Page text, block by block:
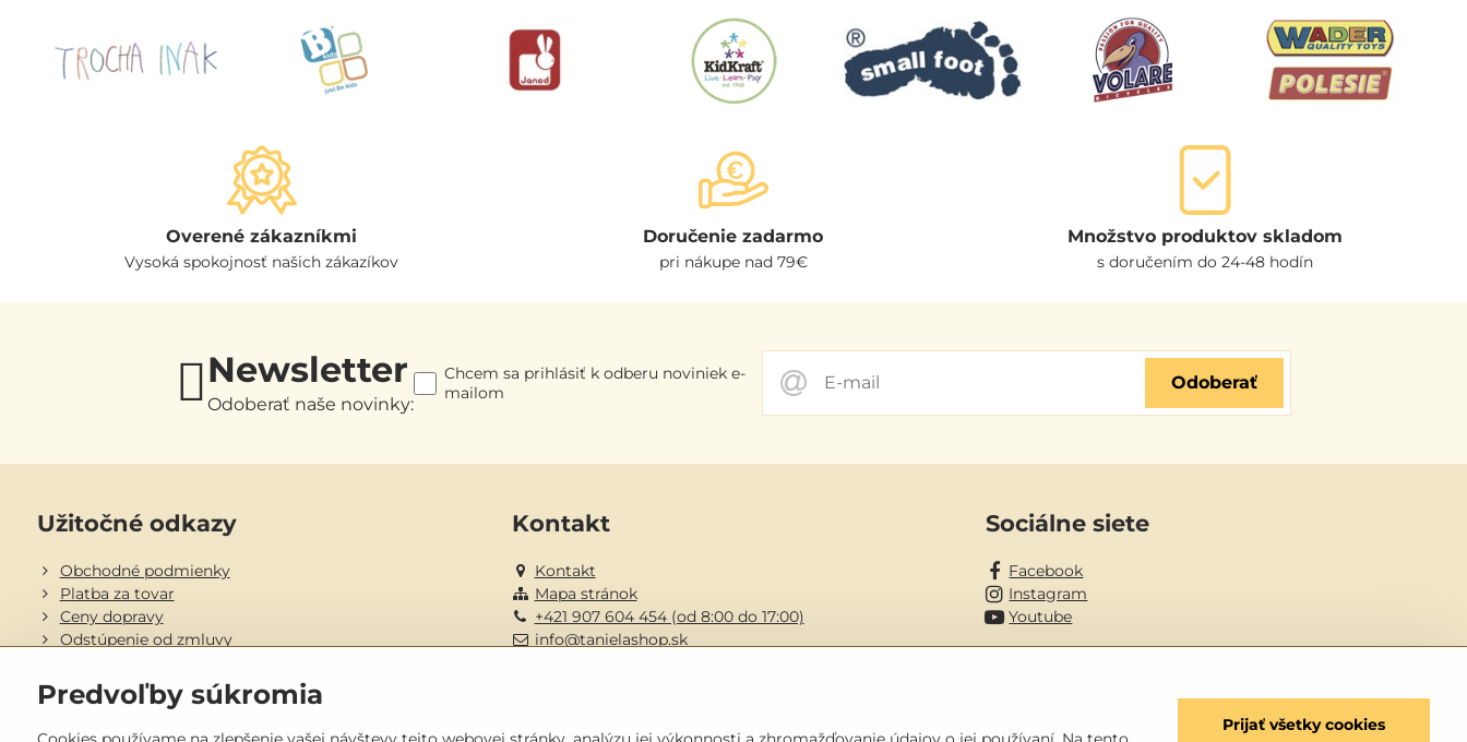
Overené zákazníkmi
Vysoká spokojnosť našich zákazíkov
Doručenie zadarmo
pri nákupe nad 79€
Množstvo produktov skladom
s doručením do 24-48 hodín
Newsletter
Odoberať naše novinky:
Odoberať
Chcem sa prihlásiť k odberu noviniek e-
mailom
Užitočné odkazy
Obchodné podmienky
Platba za tovar
Ceny dopravy
Odstúpenie od zmluvy
Objednávky
Stav objednávky
Kontakt
Kontakt
Mapa stránok
+421 907 604 454 (od 8:00 do 17:00)
info@tanielashop.sk
Sociálne siete
Facebook
Instagram
Youtube
Predvoľby súkromia
Prijať všetky cookies